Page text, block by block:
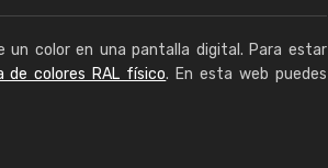
un color en una pantalla digital. Para estar
de colores RAL físico. En esta web puedes